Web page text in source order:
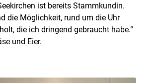
ist bereits Stammkundin.
die Möglichkeit, rund um die Uhr
die ich dringend gebraucht habe.“
und Eier.